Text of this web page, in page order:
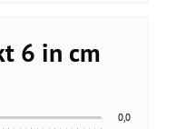
6 in cm
0,0